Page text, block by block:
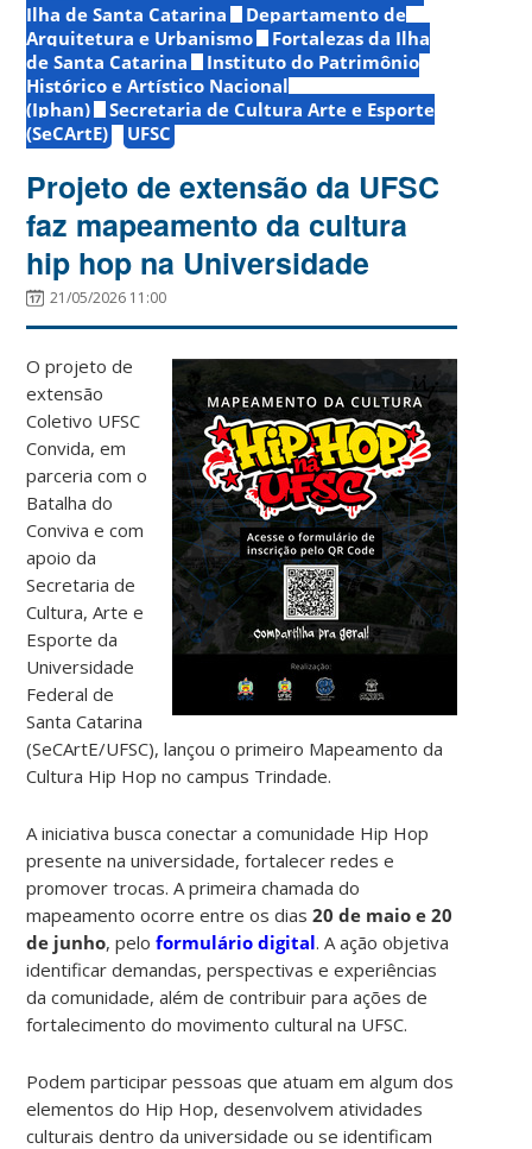
Ilha de Santa Catarina
Departamento de
Arquitetura e Urbanismo
Fortalezas da Ilha
de Santa Catarina
Instituto do Patrimônio
Histórico e Artístico Nacional
(Iphan)
Secretaria de Cultura Arte e Esporte
(SeCArtE)
UFSC
Projeto de extensão da UFSC
faz mapeamento da cultura
hip hop na Universidade
21/05/2026 11:00
O projeto de
extensão
Coletivo UFSC
Convida, em
parceria com o
Batalha do
Conviva e com
apoio da
Secretaria de
Cultura, Arte e
Esporte da
Universidade
Federal de
Santa Catarina
(SeCArtE/UFSC), lançou o primeiro Mapeamento da
Cultura Hip Hop no campus Trindade.
A iniciativa busca conectar a comunidade Hip Hop
presente na universidade, fortalecer redes e
promover trocas. A primeira chamada do
mapeamento ocorre entre os dias20 de maio e 20
de junho, peloformulário digital. A ação objetiva
identificar demandas, perspectivas e experiências
da comunidade, além de contribuir para ações de
fortalecimento do movimento cultural na UFSC.
Podem participar pessoas que atuam em algum dos
elementos do Hip Hop, desenvolvem atividades
culturais dentro da universidade ou se identificam